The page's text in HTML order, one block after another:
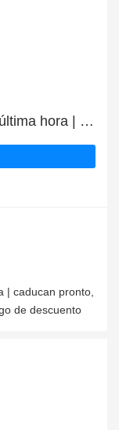
70% de descuento en ofertas de última hora | caducan pronto
| caducan pronto,
de descuento